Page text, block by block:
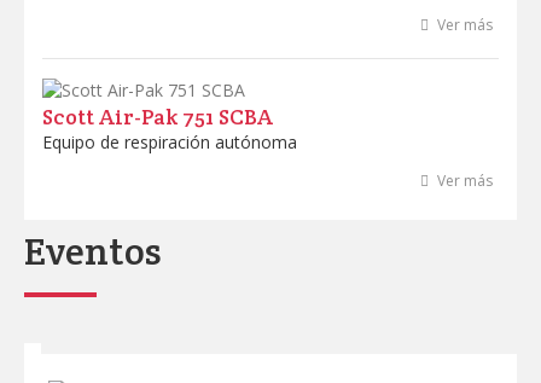
Ver más
Scott Air-Pak 751 SCBA
Equipo de respiración autónoma
Ver más
Eventos